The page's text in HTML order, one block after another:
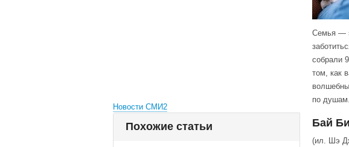
Новости СМИ2
Похожие статьи
Семья —
собрали
том, как
по
Бай
(ил. Шэ